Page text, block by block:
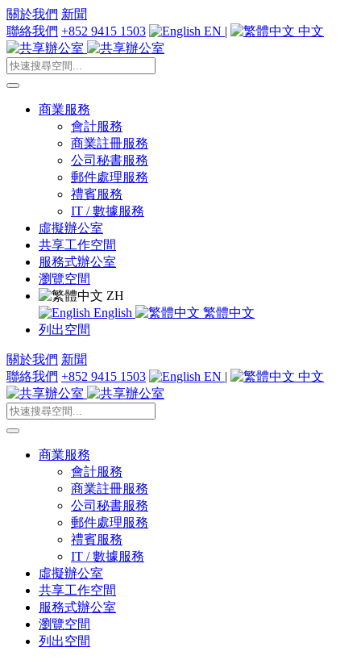
關於我們 新聞
聯絡我們 +852 9415 1503 EN | 中文
商業服務
會計服務
商業註冊服務
公司秘書服務
郵件處理服務
禮賓服務
IT / 數據服務
虛擬辦公室
共享工作空間
服務式辦公室
瀏覽空間
ZH
English
繁體中文
列出空間
關於我們 新聞
聯絡我們 +852 9415 1503 EN | 中文
商業服務
會計服務
商業註冊服務
公司秘書服務
郵件處理服務
禮賓服務
IT / 數據服務
虛擬辦公室
共享工作空間
服務式辦公室
瀏覽空間
列出空間